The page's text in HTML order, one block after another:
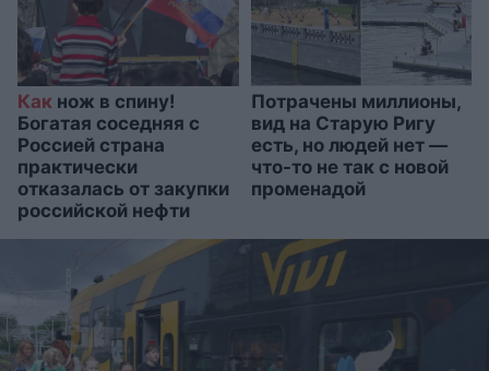
Как нож в спину!
Богатая соседняя с
Россией страна
практически
отказалась от закупки
российской нефти
Потрачены миллионы,
вид на Старую Ригу
есть, но людей нет —
что-то не так с новой
променадой